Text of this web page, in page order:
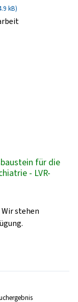
kB)
für die
- LVR-
stehen